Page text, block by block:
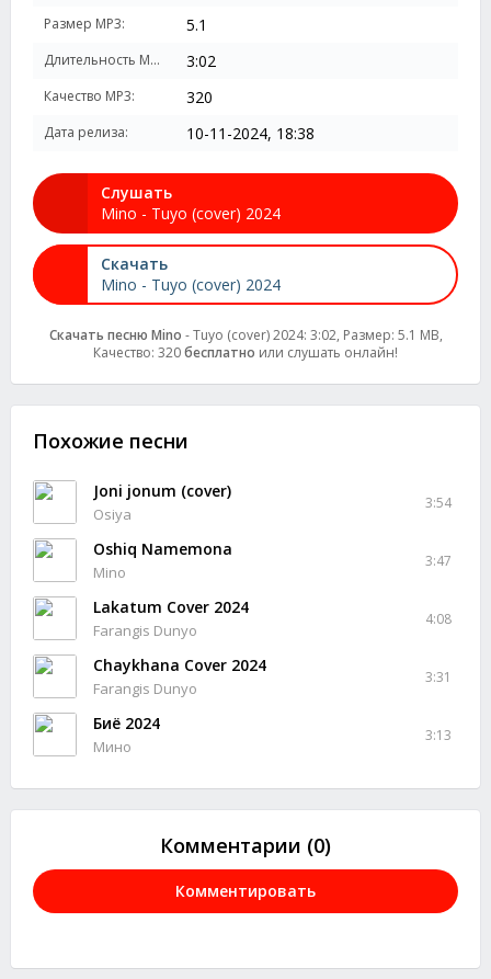
Размер MP3: 5.1
Длительность MP3: 3:02
Качество MP3: 320
Дата релиза: 10-11-2024, 18:38
Слушать
Mino - Tuyo (cover) 2024
Скачать
Mino - Tuyo (cover) 2024
Скачать песню Mino - Tuyo (cover) 2024: 3:02, Размер: 5.1 MB,
Качество: 320бесплатно или слушать онлайн!
Похожие песни
Joni jonum (cover)
Osiya
3:54
Oshiq Namemona
Mino
3:47
Lakatum Cover 2024
Farangis Dunyo
4:08
Chaykhana Cover 2024
Farangis Dunyo
3:31
Биё 2024
Мино
3:13
Комментарии (0)
Комментировать